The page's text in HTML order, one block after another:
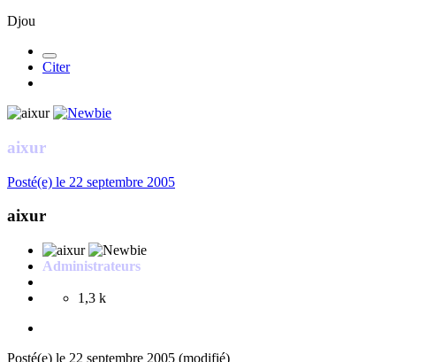
Djou
Citer
aixur
Posté(e) le 22 septembre 2005
aixur
Administrateurs
1,3 k
Posté(e) le 22 septembre 2005 (modifié)